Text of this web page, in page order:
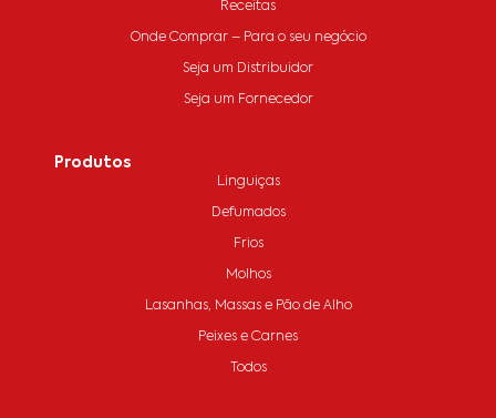
Receitas
Onde Comprar – Para o seu negócio
Seja um Distribuidor
Seja um Fornecedor
Produtos
Linguiças
Defumados
Frios
Molhos
Lasanhas, Massas e Pão de Alho
Peixes e Carnes
Todos